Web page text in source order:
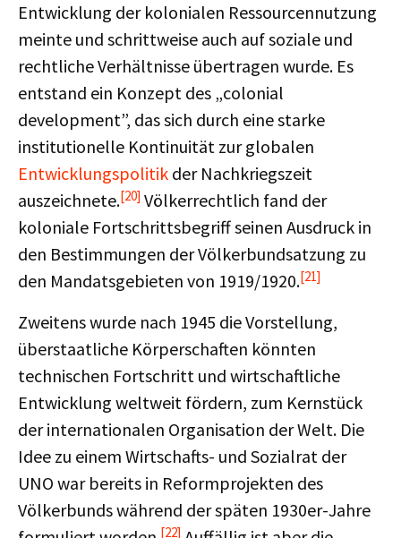
Entwicklung der kolonialen Ressourcennutzung
meinte und schrittweise auch auf soziale und
rechtliche Verhältnisse übertragen wurde. Es
entstand ein Konzept des „colonial
development”, das sich durch eine starke
institutionelle Kontinuität zur globalen
Entwicklungspolitik der Nachkriegszeit
auszeichnete.[20] Völkerrechtlich fand der
koloniale Fortschrittsbegriff seinen Ausdruck in
den Bestimmungen der Völkerbundsatzung zu
den Mandatsgebieten von 1919/1920.[21]
Zweitens wurde nach 1945 die Vorstellung,
überstaatliche Körperschaften könnten
technischen Fortschritt und wirtschaftliche
Entwicklung weltweit fördern, zum Kernstück
der internationalen Organisation der Welt. Die
Idee zu einem Wirtschafts- und Sozialrat der
UNO war bereits in Reformprojekten des
Völkerbunds während der späten 1930er-Jahre
[22]